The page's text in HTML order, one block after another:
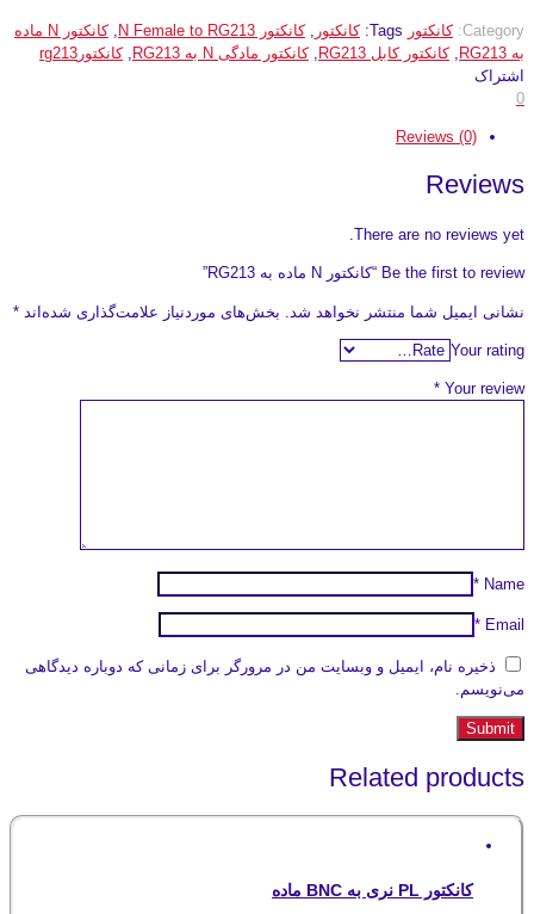
Category: کانکتور Tags: کانکتور ,کانکتور N Female to RG213 ,
کانکتور N ماده
به RG213
,کانکتور کابل RG213 ,کانکتور مادگی N به RG213 ,کانکتورrg213
اشتراک
0
Reviews (0)
Reviews
There are no reviews yet.
Be the first to review “کانکتور N ماده به RG213”
نشانی ایمیل شما منتشر نخواهد شد. بخش‌های موردنیاز علامت‌گذاری شده‌اند *
Your rating
Your review
*
Name
*
Email
*
ذخیره نام، ایمیل و وبسایت من در مرورگر برای زمانی که دوباره دیدگاهی
می‌نویسم.
Related products
کانکتور PL نری به BNC ماده